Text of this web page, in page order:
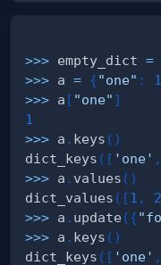
>>> empty_dict =
>>> a = {"one" : 1
>>> a [ "one" ]
1
>>> a . keys ( )
dict_keys ( [ 'one' ,
>>> a . values ( )
dict_values ( [1 , 2
>>> a . update ({
>>> a . keys ( )
dict_keys ( [ 'one' ,